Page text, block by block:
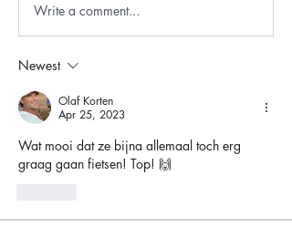
Write a comment...
Newest
Olaf Korten
Apr 25, 2023
Wat mooi dat ze bijna allemaal toch erg
graag gaan fietsen! Top! 🙌